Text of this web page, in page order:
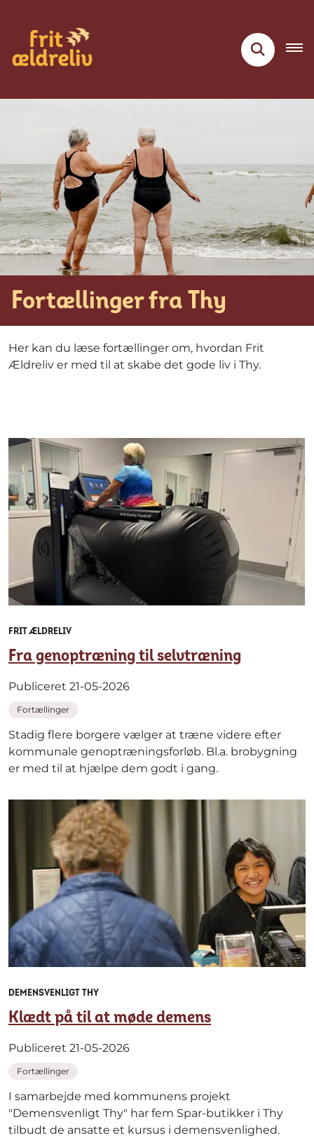
Fortællinger fra Thy
Her kan du læse fortællinger om, hvordan Frit
Ældreliv er med til at skabe det gode liv i Thy.
FRIT ÆLDRELIV
Fra genoptræning til selvtræning
Publiceret 21-05-2026
Fortællinger
Stadig flere borgere vælger at træne videre efter
kommunale genoptræningsforløb. Bl.a. brobygning
er med til at hjælpe dem godt i gang.
DEMENSVENLIGT THY
Klædt på til at møde demens
Publiceret 21-05-2026
Fortællinger
I samarbejde med kommunens projekt
"Demensvenligt Thy" har fem Spar-butikker i Thy
tilbudt de ansatte et kursus i demensvenlighed.